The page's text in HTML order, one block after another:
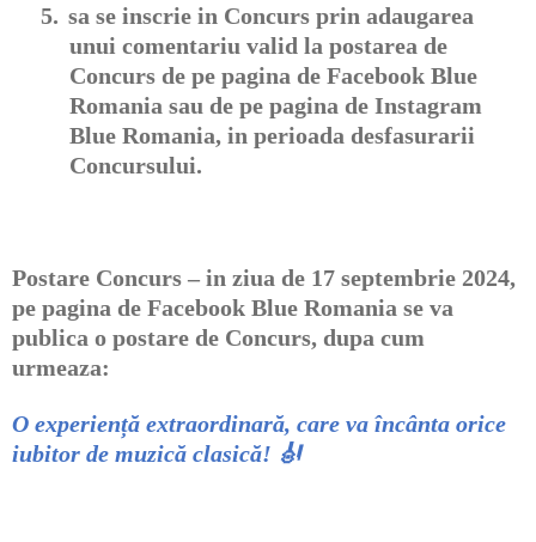
5. sa se inscrie in Concurs prin adaugarea
unui comentariu valid la postarea de
Concurs de pe pagina de Facebook Blue
Romania sau de pe pagina de Instagram
Blue Romania, in perioada desfasurarii
Concursului.
Postare Concurs – in ziua de 17 septembrie 2024,
pe pagina de Facebook Blue Romania se va
publica o postare de Concurs, dupa cum
urmeaza:
O experiență extraordinară, care va încânta orice
iubitor de muzică clasică! 🎻